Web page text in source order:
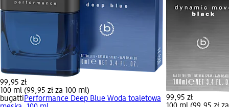
99,95 zł
100 ml (99,95 zł za 100 ml)
bugattiPerformance Deep Blue Woda toaletowa
99,95 zł